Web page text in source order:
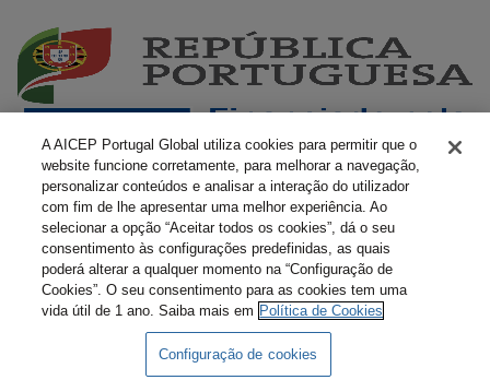
Livro Amarelo Eletrónico
A AICEP Portugal Global utiliza cookies para permitir que o
website funcione corretamente, para melhorar a navegação,
personalizar conteúdos e analisar a interação do utilizador
com fim de lhe apresentar uma melhor experiência. Ao
selecionar a opção “Aceitar todos os cookies”, dá o seu
consentimento às configurações predefinidas, as quais
poderá alterar a qualquer momento na “Configuração de
Cookies”. O seu consentimento para as cookies tem uma
vida útil de 1 ano. Saiba mais em Política de Cookies
Configuração de cookies